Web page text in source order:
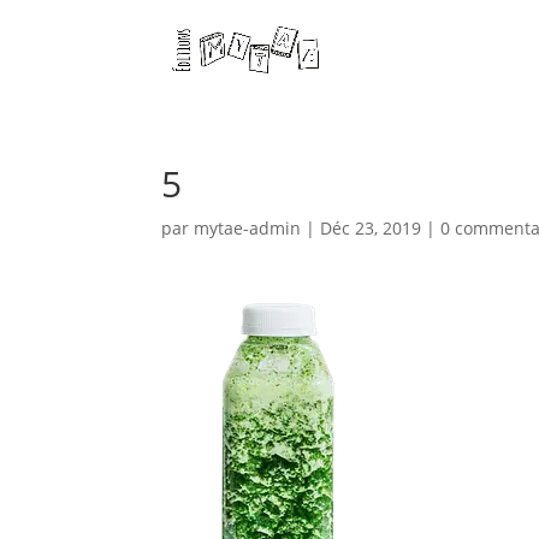
5
par mytae-admin | Déc 23, 2019 |0